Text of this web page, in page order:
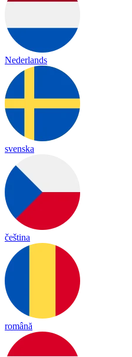
Nederlands
svenska
čeština
română